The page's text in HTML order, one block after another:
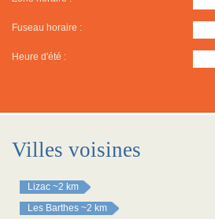
Fuseau horaire :
Heure d'été :
Villes voisines
Lizac ~2 km
Les Barthes ~2 km